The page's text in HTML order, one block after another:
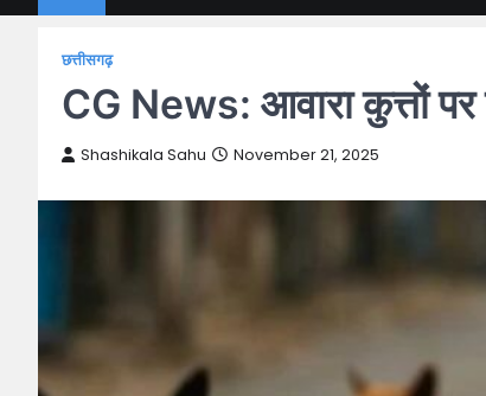
छत्तीसगढ़
CG News: आवारा कुत्तों पर
Shashikala Sahu November 21, 2025